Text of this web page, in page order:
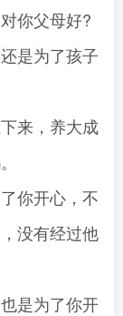
你父母好?
是为了孩子
来，养大成
你开心，不
没有经过他
是为了你开